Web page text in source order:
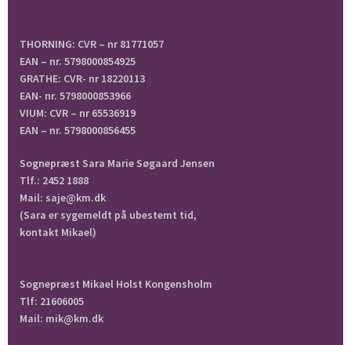
THORNING: CVR – nr 81771057
EAN – nr. 5798000854925
GRATHE: CVR- nr 18220113
EAN- nr. 5798000853966
VIUM: CVR – nr 65536919
EAN – nr. 5798000856455
Sognepræst Sara Marie Søgaard Jensen
Tlf.: 2452 1888
Mail: saje@km.dk
(Sara er sygemeldt på ubestemt tid,
kontakt Mikael)
Sognepræst Mikael Holst Kongensholm
Tlf: 21606005
Mail: mik@km.dk